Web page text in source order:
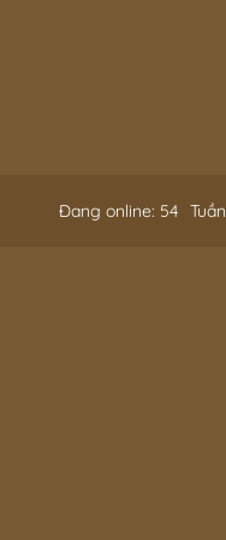
Đang online: 54